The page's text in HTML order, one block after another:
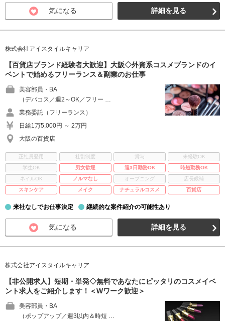
気になる 詳細を見る
株式会社アイスタイルキャリア
【百貨店ブランド経験者大歓迎】大阪◇外資系コスメブランドのイ
ベントで始めるフリーランス＆副業のお仕事
美容部員・BA
（デパコス／週2～OK／フリー …
業務委託（フリーランス）
日給1万5,000円 ～ 2万円
大阪の百貨店
正社員登用 社割制度 賞与
未経験OK
学生OK
男女歓迎 週3日勤務OK
時短勤務OK
ネイルOK
ノルマなし オープニング
店長候補
スキンケア
メイク ナチュラルコスメ 百貨店
来社なしでお仕事決定 継続的な案件紹介の可能性あり
気になる 詳細を見る
株式会社アイスタイルキャリア
【非公開求人】短期・単発◇無料であなたにピッタリのコスメイベ
ント求人をご紹介します！＜Wワーク歓迎＞
美容部員・BA
（ポップアップ／週3以内＆時短 …